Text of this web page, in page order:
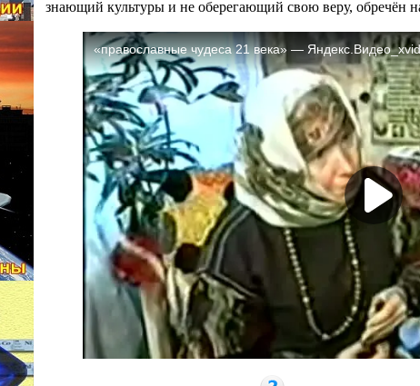
знающий культуры и не оберегающий свою веру, обречён